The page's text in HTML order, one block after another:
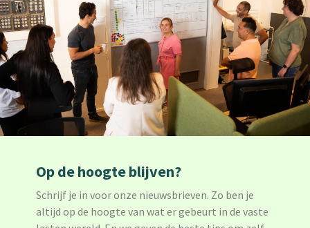
Op de hoogte blijven?
Schrijf je in voor onze nieuwsbrieven. Zo ben je
altijd op de hoogte van wat er gebeurt in de vaste